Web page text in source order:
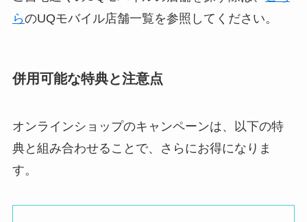
らのUQモバイル店舗一覧を参照してください。
併用可能な特典と注意点
オンラインショップのキャンペーンは、以下の特
典と組み合わせることで、さらにお得になりま
す。